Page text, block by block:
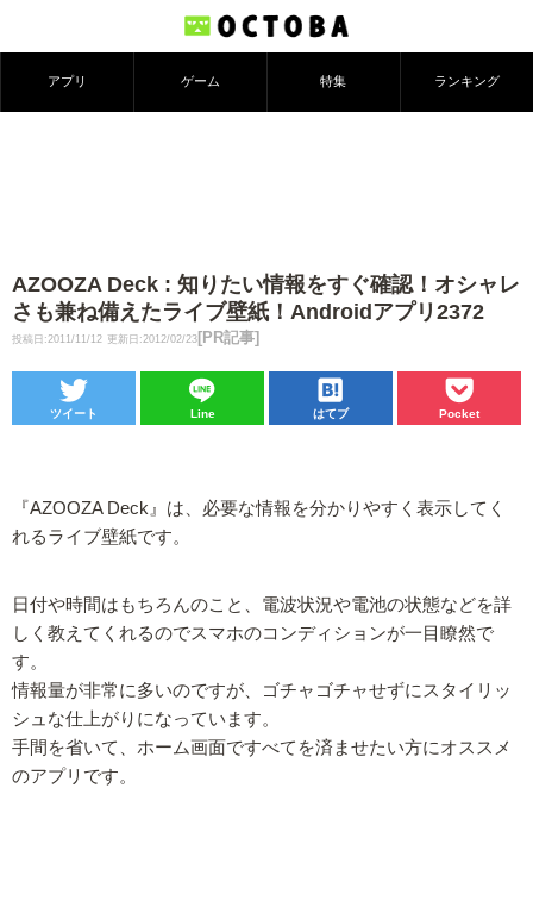
アプリ ゲーム 特集 ランキング
AZOOZA Deck : 知りたい情報をすぐ確認！オシャレ
さも兼ね備えたライブ壁紙！Androidアプリ2372
投稿日:2011/11/12 更新日:2012/02/23 [PR記事]
ツイート Line はてブ Pocket
『AZOOZA Deck』は、必要な情報を分かりやすく表示してく
れるライブ壁紙です。
日付や時間はもちろんのこと、電波状況や電池の状態などを詳
しく教えてくれるのでスマホのコンディションが一目瞭然で
す。
情報量が非常に多いのですが、ゴチャゴチャせずにスタイリッ
シュな仕上がりになっています。
手間を省いて、ホーム画面ですべてを済ませたい方にオススメ
のアプリです。